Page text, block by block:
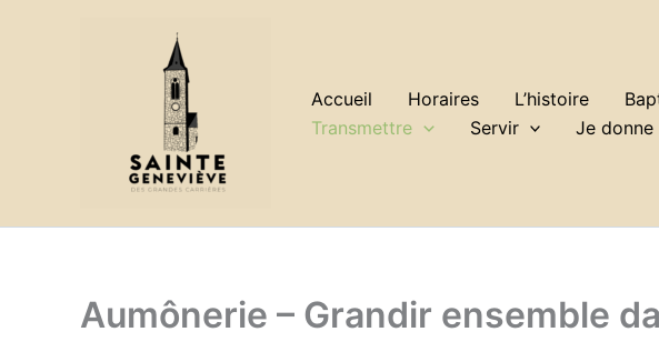
Accueil
Horaires L’histoire
Transmettre
Servir Je donne
Aumônerie – Grandir ensemble